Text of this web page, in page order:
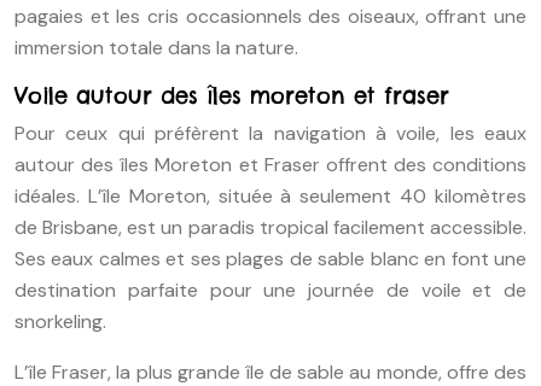
pagaies et les cris occasionnels des oiseaux, offrant une
immersion totale dans la nature.
Voile autour des îles moreton et fraser
Pour ceux qui préfèrent la navigation à voile, les eaux
autour des îles Moreton et Fraser offrent des conditions
idéales. L’île Moreton, située à seulement 40 kilomètres
de Brisbane, est un paradis tropical facilement accessible.
Ses eaux calmes et ses plages de sable blanc en font une
destination parfaite pour une journée de voile et de
snorkeling.
L’île Fraser, la plus grande île de sable au monde, offre des